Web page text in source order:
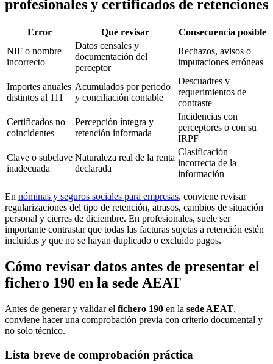
profesionales y certificados de retenciones
Error Qué revisar
Consecuencia posible
NIF o nombre
incorrecto
Datos censales y
documentación del
perceptor
Rechazos, avisos o
imputaciones erróneas
Importes anuales
distintos al 111
Acumulados por periodo
y conciliación contable
Descuadres y
requerimientos de
contraste
Certificados no
coincidentes
Percepción íntegra y
retención informada
Incidencias con
perceptores o con su
IRPF
Clave o subclave
inadecuada
Naturaleza real de la renta
declarada
Clasificación
incorrecta de la
información
En nóminas y seguros sociales para empresas, conviene revisar
regularizaciones del tipo de retención, atrasos, cambios de situación
personal y cierres de diciembre. En profesionales, suele ser
importante contrastar que todas las facturas sujetas a retención estén
incluidas y que no se hayan duplicado o excluido pagos.
Cómo revisar datos antes de presentar el
fichero 190 en la sede AEAT
Antes de generar y validar el fichero 190 en la sede AEAT,
conviene hacer una comprobación previa con criterio documental y
no solo técnico.
Lista breve de comprobación práctica